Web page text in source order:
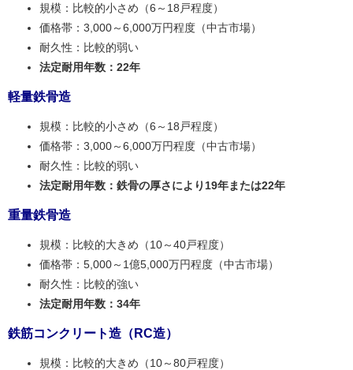
規模：比較的小さめ（6～18戸程度）
価格帯：3,000～6,000万円程度（中古市場）
耐久性：比較的弱い
法定耐用年数：22年
軽量鉄骨造
規模：比較的小さめ（6～18戸程度）
価格帯：3,000～6,000万円程度（中古市場）
耐久性：比較的弱い
法定耐用年数：鉄骨の厚さにより19年または22年
重量鉄骨造
規模：比較的大きめ（10～40戸程度）
価格帯：5,000～1億5,000万円程度（中古市場）
耐久性：比較的強い
法定耐用年数：34年
鉄筋コンクリート造（RC造）
規模：比較的大きめ（10～80戸程度）